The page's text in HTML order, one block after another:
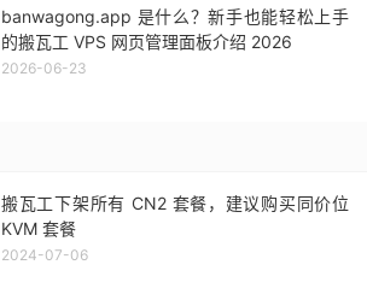
banwagong.app 是什么？新手也能轻松上手
的搬瓦工 VPS 网页管理面板介绍 2026
2026-06-23
搬瓦工下架所有 CN2 套餐，建议购买同价位
KVM 套餐
2024-07-06